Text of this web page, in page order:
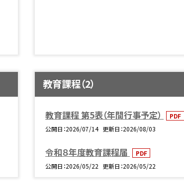
教育課程（2）
教育課程 第5表（年間行事予定） PDF
公開日 2026/07/14 更新日 2026/08/03
令和８年度教育課程届
PDF
公開日 2026/05/22 更新日 2026/05/22